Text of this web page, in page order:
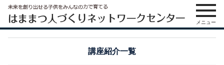
メニュー
講座紹介一覧